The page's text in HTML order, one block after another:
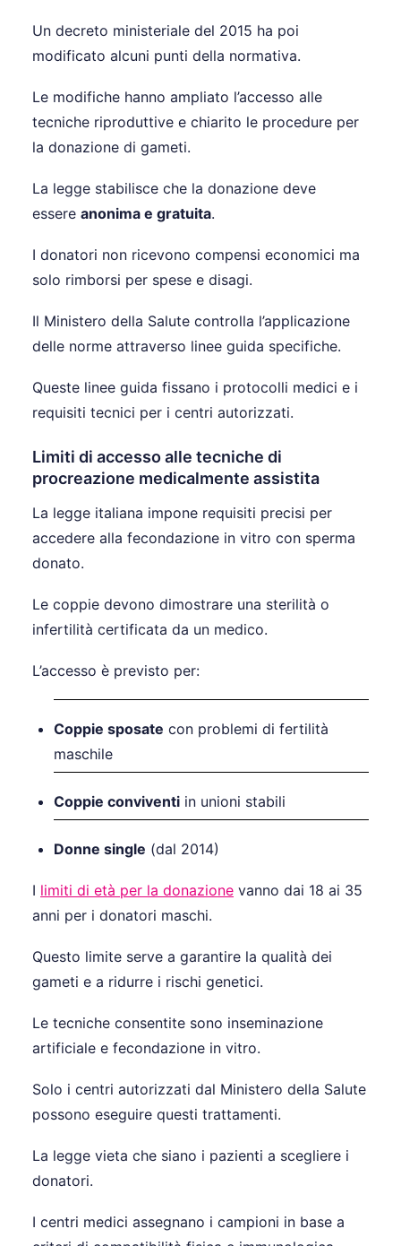
Un decreto ministeriale del 2015 ha poi
modificato alcuni punti della normativa.
Le modifiche hanno ampliato l’accesso alle
tecniche riproduttive e chiarito le procedure per
la donazione di gameti.
La legge stabilisce che la donazione deve
essere anonima e gratuita.
I donatori non ricevono compensi economici ma
solo rimborsi per spese e disagi.
Il Ministero della Salute controlla l’applicazione
delle norme attraverso linee guida specifiche.
Queste linee guida fissano i protocolli medici e i
requisiti tecnici per i centri autorizzati.
Limiti di accesso alle tecniche di
procreazione medicalmente assistita
La legge italiana impone requisiti precisi per
accedere alla fecondazione in vitro con sperma
donato.
Le coppie devono dimostrare una sterilità o
infertilità certificata da un medico.
L’accesso è previsto per:
Coppie sposate con problemi di fertilità
maschile
Coppie conviventi in unioni stabili
Donne single (dal 2014)
I limiti di età per la donazione vanno dai 18 ai 35
anni per i donatori maschi.
Questo limite serve a garantire la qualità dei
gameti e a ridurre i rischi genetici.
Le tecniche consentite sono inseminazione
artificiale e fecondazione in vitro.
Solo i centri autorizzati dal Ministero della Salute
possono eseguire questi trattamenti.
La legge vieta che siano i pazienti a scegliere i
donatori.
I centri medici assegnano i campioni in base a